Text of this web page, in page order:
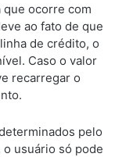
ocorre com
ao fato de que
de crédito, o
Caso o valor
recarregar o
pelo
usuário só pode